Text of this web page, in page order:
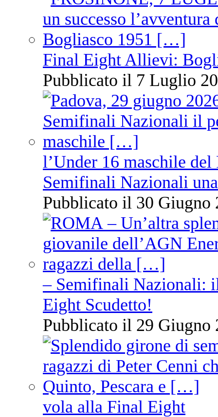
Final Eight Allievi:
Pubblicato il 7 Luglio
l’Under 16 maschile
Semifinali Nazionali
Pubblicato il 30 Giugno
– Semifinali Nazionali:
Eight Scudetto!
Pubblicato il 29 Giugno
vola alla Final Eight